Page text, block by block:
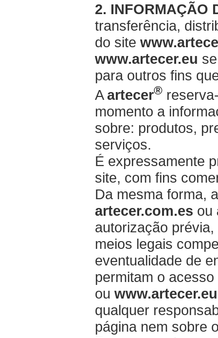
2. INFORMAÇÃO
transferência,
do site
www.artecer.eu
para outros fins
Aartecer®
momento a
sobre: produtos,
serviços.
É expressamente
site, com fins
Da mesma forma,
artecer.com.es ou
autorização
meios legais
eventualidade de
permitam o
ou www.artecer.eu
qualquer
página nem sobre